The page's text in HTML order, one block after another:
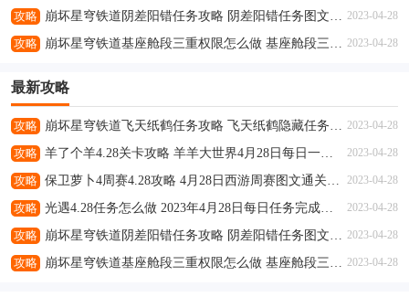
攻略 2023-04-28
攻略 2023-04-28
最新攻略
攻略 2023-04-28
攻略 2023-04-28
攻略 2023-04-28
攻略 2023-04-28
攻略 2023-04-28
攻略 2023-04-28